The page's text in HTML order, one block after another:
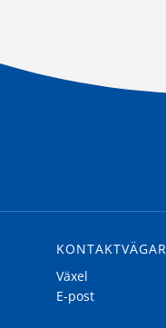
KONTAKTVÄGAR
Växel
E-post